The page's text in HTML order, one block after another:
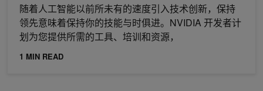
随着人工智能以前所未有的速度引入技术创新，保持
领先意味着保持你的技能与时俱进。NVIDIA 开发者计
划为您提供所需的工具、培训和资源，
1 MIN READ